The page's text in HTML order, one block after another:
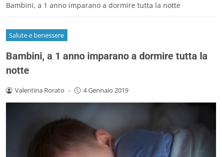
Bambini, a 1 anno imparano a dormire tutta la notte
Salute e benessere
Bambini, a 1 anno imparano a dormire tutta la
notte
Valentina Rorato - 4 Gennaio 2019